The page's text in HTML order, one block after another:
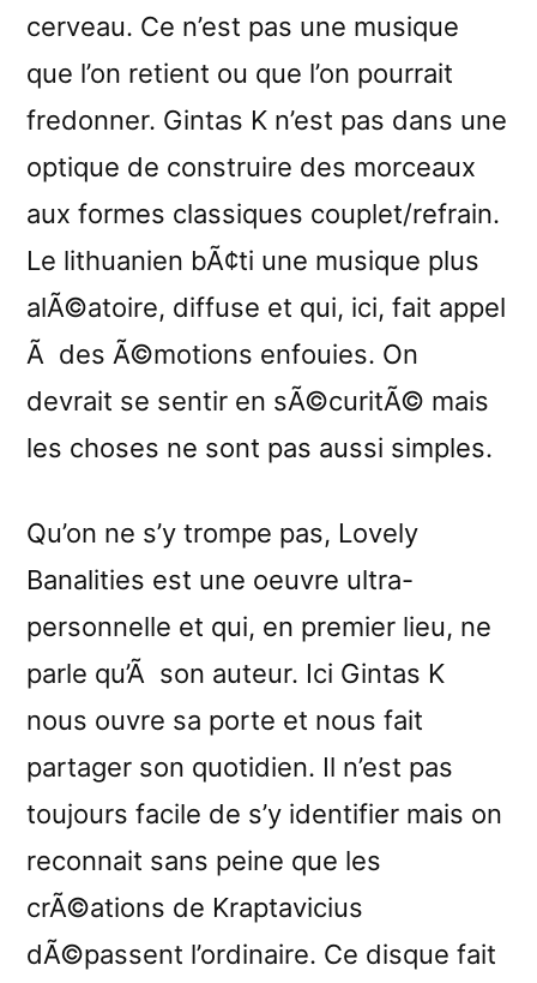
cerveau. Ce n’est pas une musique
que l’on retient ou que l’on pourrait
fredonner. Gintas K n’est pas dans une
optique de construire des morceaux
aux formes classiques couplet/refrain.
Le lithuanien bÃ¢ti une musique plus
alÃ©atoire, diffuse et qui, ici, fait appel
Ã des Ã©motions enfouies. On
devrait se sentir en sÃ©curitÃ© mais
les choses ne sont pas aussi simples.
Qu’on ne s’y trompe pas, Lovely
Banalities est une oeuvre ultra-
personnelle et qui, en premier lieu, ne
parle qu’Ã son auteur. Ici Gintas K
nous ouvre sa porte et nous fait
partager son quotidien. Il n’est pas
toujours facile de s’y identifier mais on
reconnait sans peine que les
crÃ©ations de Kraptavicius
dÃ©passent l’ordinaire. Ce disque fait